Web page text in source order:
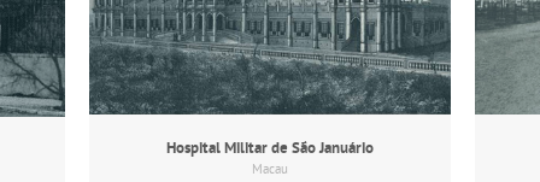
Hospital Militar de São Januário
Macau